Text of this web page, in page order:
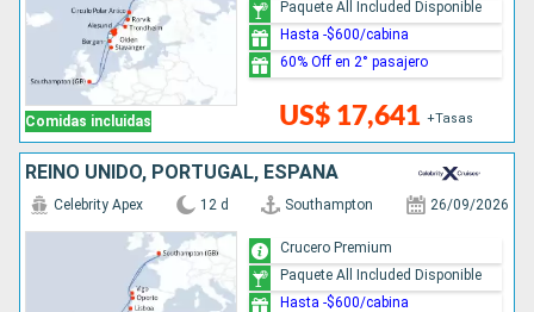
Comidas incluidas US$ 17,641 +Tasas
Paquete All Included Disponible
Hasta -$600/cabina
60% Off en 2° pasajero
REINO UNIDO, PORTUGAL, ESPAÑA
Celebrity Apex 12 d Southampton 26/09/2026
Crucero Premium
Paquete All Included Disponible
Hasta -$600/cabina